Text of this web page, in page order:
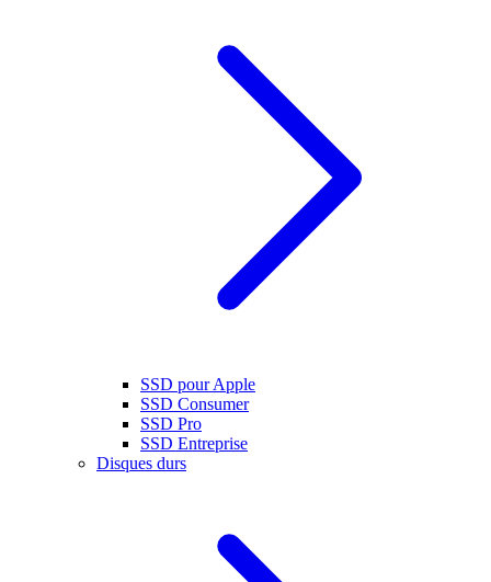
SSD pour Apple
SSD Consumer
SSD Pro
SSD Entreprise
Disques durs